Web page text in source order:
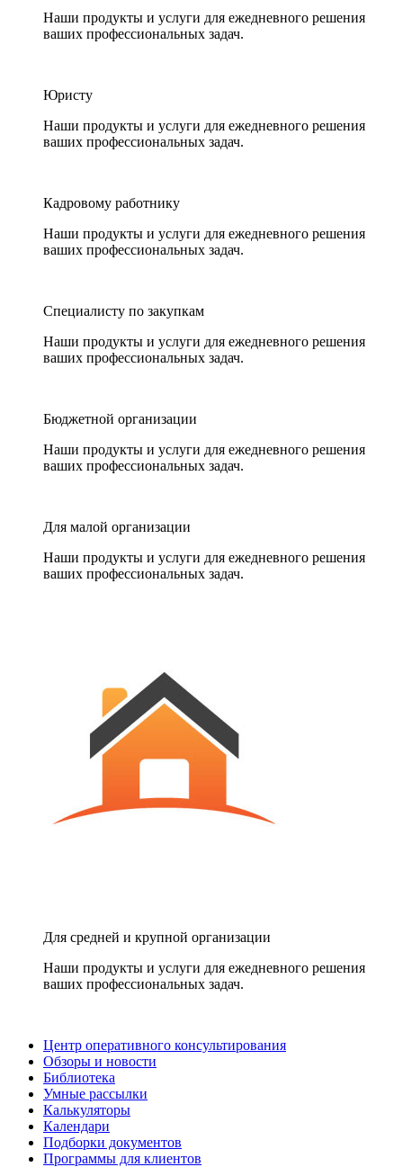
Наши продукты и услуги для ежедневного решения
ваших профессиональных задач.
Юристу
Наши продукты и услуги для ежедневного решения
ваших профессиональных задач.
Кадровому работнику
Наши продукты и услуги для ежедневного решения
ваших профессиональных задач.
Специалисту по закупкам
Наши продукты и услуги для ежедневного решения
ваших профессиональных задач.
Бюджетной организации
Наши продукты и услуги для ежедневного решения
ваших профессиональных задач.
Для малой организации
Наши продукты и услуги для ежедневного решения
ваших профессиональных задач.
Для средней и крупной организации
Наши продукты и услуги для ежедневного решения
ваших профессиональных задач.
Центр оперативного консультирования
Обзоры и новости
Библиотека
Умные рассылки
Калькуляторы
Календари
Подборки документов
Программы для клиентов